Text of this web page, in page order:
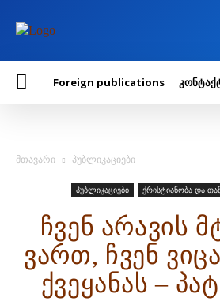
Foreign publications
მთავარი პუბლიკაციები
პუბლიკაციები ქრისტიანობა და
ჩვენ არავის
ვართ, ჩვენ
ქვეყანას –